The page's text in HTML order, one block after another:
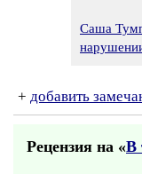
Саша
+ добавить
Рецензия на «В